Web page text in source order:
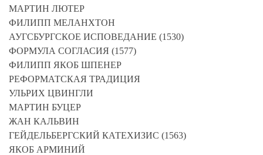
МАРТИН ЛЮТЕР
ФИЛИПП МЕЛАНХТОН
АУГСБУРГСКОЕ ИСПОВЕДАНИЕ (1530)
ФОРМУЛА СОГЛАСИЯ (1577)
ФИЛИПП ЯКОБ ШПЕНЕР
РЕФОРМАТСКАЯ ТРАДИЦИЯ
УЛЬРИХ ЦВИНГЛИ
МАРТИН БУЦЕР
ЖАН КАЛЬВИН
ГЕЙДЕЛЬБЕРГСКИЙ КАТЕХИЗИС (1563)
ЯКОБ АРМИНИЙ